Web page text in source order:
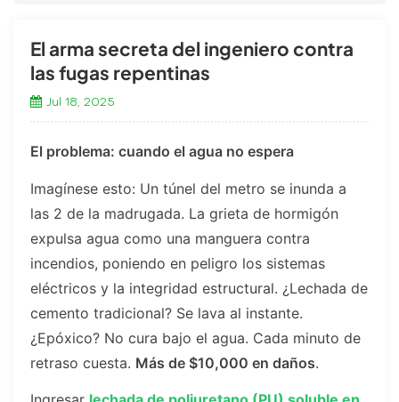
El arma secreta del ingeniero contra
las fugas repentinas
Jul 18, 2025
El problema: cuando el agua no espera
Imagínese esto: Un túnel del metro se inunda a
las 2 de la madrugada. La grieta de hormigón
expulsa agua como una manguera contra
incendios, poniendo en peligro los sistemas
eléctricos y la integridad estructural. ¿Lechada de
cemento tradicional? Se lava al instante.
¿Epóxico? No cura bajo el agua. Cada minuto de
retraso cuesta. Más de $10,000 en daños.